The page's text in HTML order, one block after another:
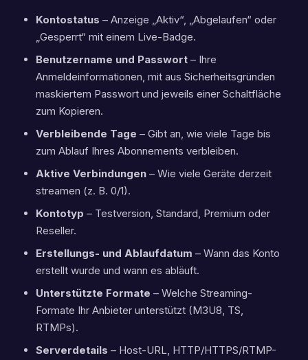
Kontostatus – Anzeige „Aktiv“, „Abgelaufen“ oder
„Gesperrt“ mit einem Live-Badge.
Benutzername und Passwort – Ihre
Anmeldeinformationen, mit aus Sicherheitsgründen
maskiertem Passwort und jeweils einer Schaltfläche
zum Kopieren.
Verbleibende Tage – Gibt an, wie viele Tage bis
zum Ablauf Ihres Abonnements verbleiben.
Aktive Verbindungen – Wie viele Geräte derzeit
streamen (z. B. 0/1).
Kontotyp – Testversion, Standard, Premium oder
Reseller.
Erstellungs- und Ablaufdatum – Wann das Konto
erstellt wurde und wann es abläuft.
Unterstützte Formate – Welche Streaming-
Formate Ihr Anbieter unterstützt (M3U8, TS,
RTMPs).
Serverdetails – Host-URL, HTTP/HTTPS/RTMP-